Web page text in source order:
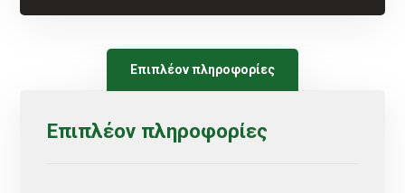
Επιπλέον πληροφορίες
Επιπλέον πληροφορίες